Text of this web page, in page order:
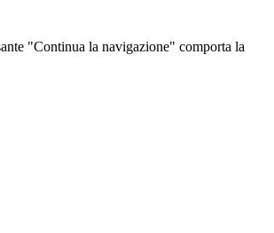
"Continua la navigazione" comporta la